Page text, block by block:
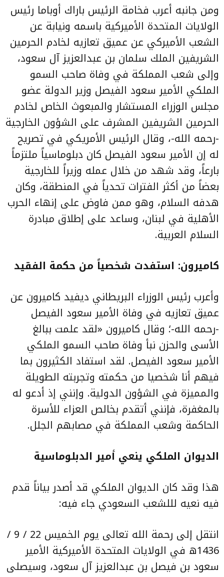
ومن جانبه أعرب فخامة الرئيس باراك أوباما رئيس
الولايات المتحدة الأميركية باسمه ونيابة عن
الشعب الأميركي عن عميق تعازيه لخادم الحرمين
الشريفين الملك سلمان بن عبدالعزيز آل سعود،
وإلى شعب المملكة في وفاة صاحب السمو
الملكي الأمير سعود الفيصل وزير الدولة عضو
مجلس الوزراء المستشار والمبعوث الخاص لخادم
الحرمين الشريفين المشرف على الشؤون الخارجية
-رحمه الله-، وقال الرئيس الأمريكي في تصريح
له إن الأمير سعود الفيصل كان دبلوماسياً ملتزماً
بارعاً، وقد شهد من خلال عمله وزيراً للخارجية
بعضاً من أكثر الفترات تحدياً في المنطقة، وكان
هدفه السلام، وهو ممن فاوض على إنهاء الحرب
الأهلية في لبنان، وساعد على إطلاق مبادرة
السلام العربية.
كاميرون: استفدت شخصياً من حكمة الفقيد
وأعرب رئيس الوزراء البريطاني ديفيد كاميرون عن
عميق تعازيه في وفاة الأمير سعود الفيصل
-رحمه الله-؛ وقال كاميرون «لقد علمت ببالغ
الأسى والحزن نبأ وفاة صاحب السمو الملكي
الأمير سعود الفيصل. لقد استفاد الكثيرون بما
فيهم أنا شخصيا من حكمته وتجربته الطويلة
والمميزة في الشؤون الدولية. وإنني إذ أدعو له
بالمغفرة، فإنني أتقدم بخالص العزاء للأسرة
الحاكمة وشعب المملكة في مصابهم الجلل.
الديوان الملكي ينعي أمير الدبلوماسية
هذا وقد كان الديوان الملكي قد أصدر بياناً قدم
فيه نعيه لللشعب السعودي جاء فيه:
انتقل إلى رحمة الله تعالى يوم الخميس 22 / 9 /
1436ه في الولايات المتحدة الأميركية الأمير
سعود بن فيصل بن عبدالعزيز آل سعود، وسيصلى